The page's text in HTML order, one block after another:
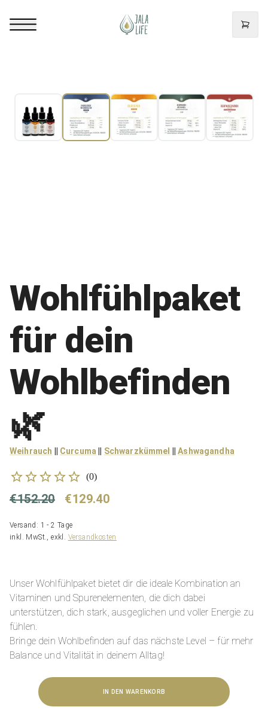
Wohlfühlpaket
für dein
Wohlbefinden
🌿
Weihrauch Curcuma Schwarzkümmel ||Ashwagandha
(0)
€152.20 €129.40
Versand: 1 - 2 Tage
inkl. MwSt., exkl. Versandkosten
Unser Wohlfühlpaket bietet dir die ideale Kombination an
Vitaminen und Spurenelementen, die dich dabei
unterstützen, dich stark, ausgeglichen und voller Energie zu
fühlen.
Bringe dein Wohlbefinden auf das nächste Level – für mehr
Balance und Vitalität in deinem Alltag!
IN DEN WARENKORB